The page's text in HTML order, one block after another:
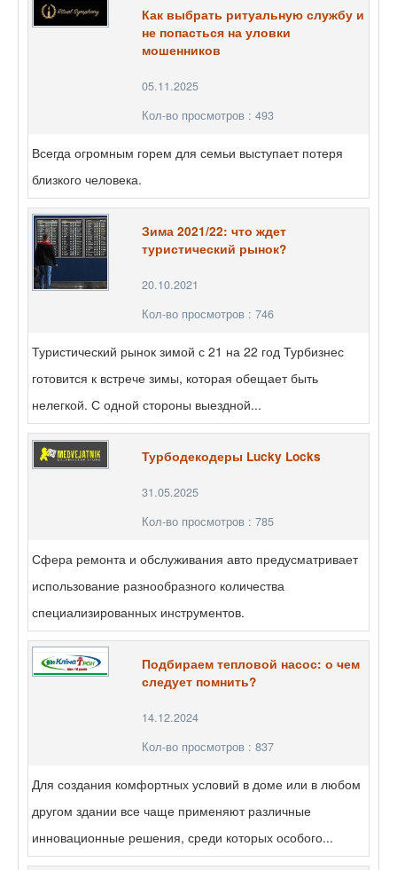
Как выбрать ритуальную службу и
не попасться на уловки
мошенников
05.11.2025
Кол-во просмотров : 493
Всегда огромным горем для семьи выступает потеря
близкого человека.
Зима 2021/22: что ждет
туристический рынок?
20.10.2021
Кол-во просмотров : 746
Туристический рынок зимой с 21 на 22 год Турбизнес
готовится к встрече зимы, которая обещает быть
нелегкой. С одной стороны выездной...
Турбодекодеры Lucky Locks
31.05.2025
Кол-во просмотров : 785
Сфера ремонта и обслуживания авто предусматривает
использование разнообразного количества
специализированных инструментов.
Подбираем тепловой насос: о чем
следует помнить?
14.12.2024
Кол-во просмотров : 837
Для создания комфортных условий в доме или в любом
другом здании все чаще применяют различные
инновационные решения, среди которых особого...